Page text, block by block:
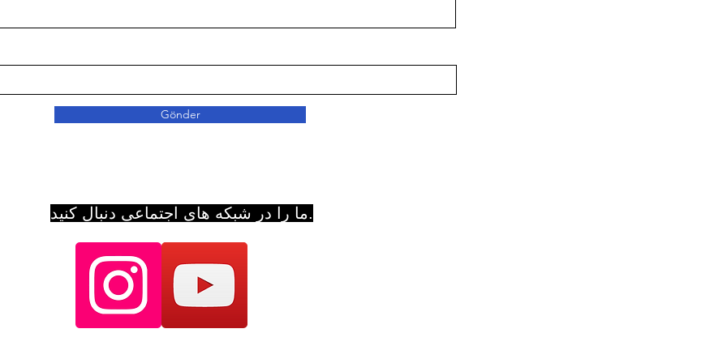
Gönder
ما را در شبکه های اجتماعی دنبال کنید.